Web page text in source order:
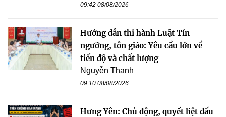
09:42 08/08/2026
Hướng dẫn thi hành Luật Tín
ngưỡng, tôn giáo: Yêu cầu lớn về
tiến độ và chất lượng
Nguyễn Thanh
09:10 08/08/2026
Hưng Yên: Chủ động, quyết liệt đấu